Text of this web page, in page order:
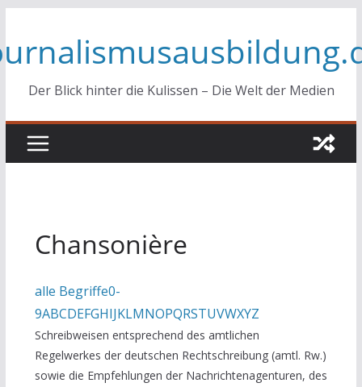
springen
Der Blick hinter die Kulissen – Die Welt der Medien
Chansonière
alle Begriffe0-
9ABCDEFGHIJKLMNOPQRSTUVWXYZ
Schreibweisen entsprechend des amtlichen
Regelwerkes der deutschen Rechtschreibung (amtl. Rw.)
sowie die Empfehlungen der Nachrichtenagenturen, des